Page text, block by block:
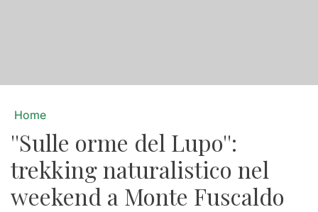
Home
''Sulle orme del Lupo'':
trekking naturalistico nel
weekend a Monte Fuscaldo